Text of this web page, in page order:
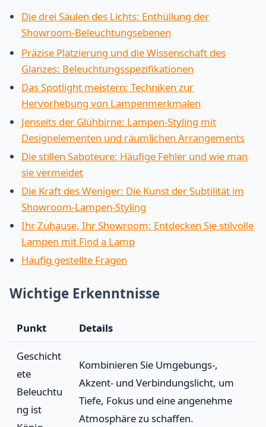
Die drei Säulen des Lichts: Enthüllung der
Showroom-Beleuchtungsebenen
Präzise Platzierung und die Wissenschaft des
Glanzes: Beleuchtungsspezifikationen
Das Spotlight meistern: Techniken zur
Hervorhebung von Lampenmerkmalen
Jenseits der Glühbirne: Lampen-Styling mit
Designelementen und räumlichen Arrangements
Die stillen Saboteure: Häufige Fehler und wie man
sie vermeidet
Die Kraft des Weniger: Die Kunst der Subtilität im
Showroom-Lampen-Styling
Ihr Zuhause, Ihr Showroom: Entdecken Sie stilvolle
Lampen mit Find a Lamp
Häufig gestellte Fragen
Wichtige Erkenntnisse
Punkt Details
Geschicht
ete
Beleuchtu
ng ist
Kombinieren Sie Umgebungs-,
Akzent- und Verbindungslicht, um
Tiefe, Fokus und eine angenehme
Atmosphäre zu schaffen.